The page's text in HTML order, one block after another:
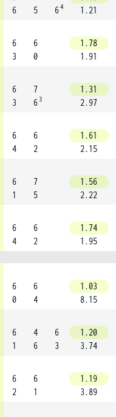
6
5
64
1.21
6
3
6
0
1.78
1.91
6
3
7
6 3
1.31
2.97
6
4
6
2
1.61
2.15
6
1
7
5
1.56
2.22
6
4
6
2
1.74
1.95
6
0
6
4
1.03
8.15
6
1
4
6
6
3
1.20
3.74
6
2
6
1
1.19
3.89